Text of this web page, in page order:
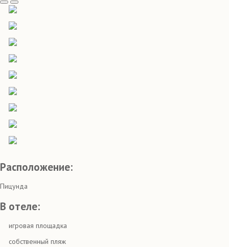
Расположение:
Пицунда
В отеле:
игровая площадка
собственный пляж